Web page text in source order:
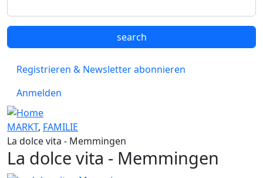
Registrieren & Newsletter abonnieren
Anmelden
MARKT, FAMILIE
La dolce vita - Memmingen
La dolce vita - Memmingen